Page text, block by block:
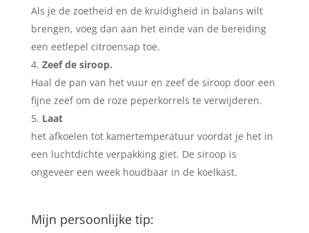
Als je de zoetheid en de kruidigheid in balans wilt
brengen, voeg dan aan het einde van de bereiding
een eetlepel citroensap toe.
Zeef de siroop.
Haal de pan van het vuur en zeef de siroop door een
fijne zeef om de roze peperkorrels te verwijderen.
Laat
het afkoelen tot kamertemperatuur voordat je het in
een luchtdichte verpakking giet. De siroop is
ongeveer een week houdbaar in de koelkast.
Mijn persoonlijke tip: